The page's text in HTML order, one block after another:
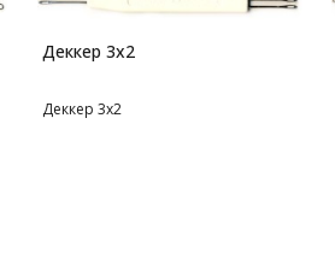
Деккер 3х2
Деккер 3х2